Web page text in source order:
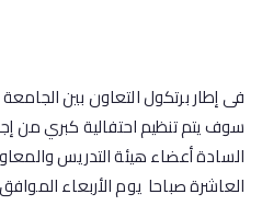
فى إطار برتكول التعاون بين
سوف يتم تنظيم احتفالية كبري من
السادة أعضاء هيئة التدريس
العاشرة صباحا يوم الأربعاء الموافق 2013/4/